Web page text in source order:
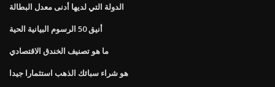
الدولة التي لديها أدنى معدل البطالة
أنيق 50 الرسوم البيانية الحية
ما هو تصنيف الخندق الاقتصادي
هو شراء سبائك الذهب استثمارا جيدا